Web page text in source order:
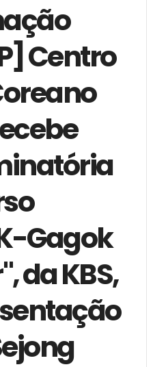
Centro
Gagok
da KBS,